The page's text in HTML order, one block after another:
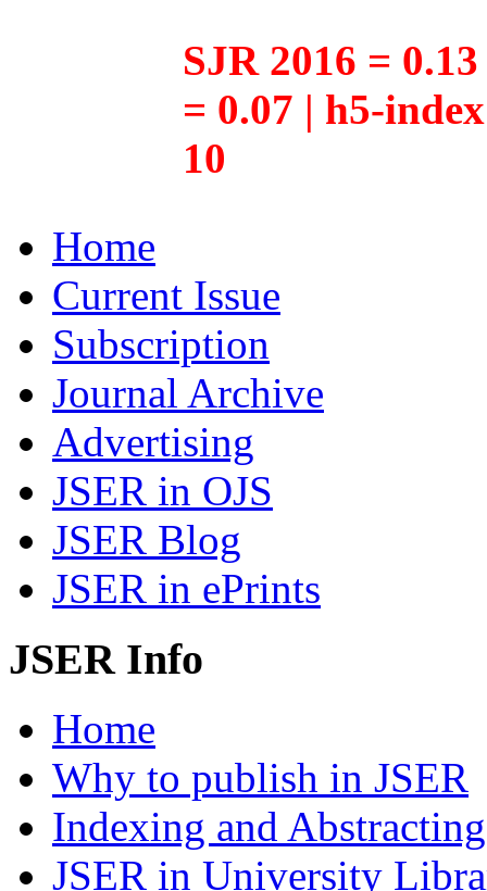
SJR 2016 =
= 0.07 | h5-
10
Home
Current Issue
Subscription
Journal Archive
Advertising
JSER in OJS
JSER Blog
JSER in ePrints
JSER Info
Home
Why to publish in JSER
Indexing and Abstracting
JSER in University